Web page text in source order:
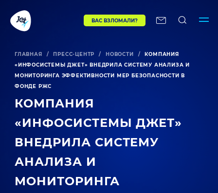
ВАС ВЗЛОМАЛИ?
ГЛАВНАЯ / ПРЕСС-ЦЕНТР / НОВОСТИ /
КОМПАНИЯ
«ИНФОСИСТЕМЫ ДЖЕТ» ВНЕДРИЛА СИСТЕМУ АНАЛИЗА И
МОНИТОРИНГА ЭФФЕКТИВНОСТИ МЕР БЕЗОПАСНОСТИ В
ФОНДЕ РЖС
КОМПАНИЯ
«ИНФОСИСТЕМЫ ДЖЕТ»
ВНЕДРИЛА СИСТЕМУ
АНАЛИЗА И
МОНИТОРИНГА